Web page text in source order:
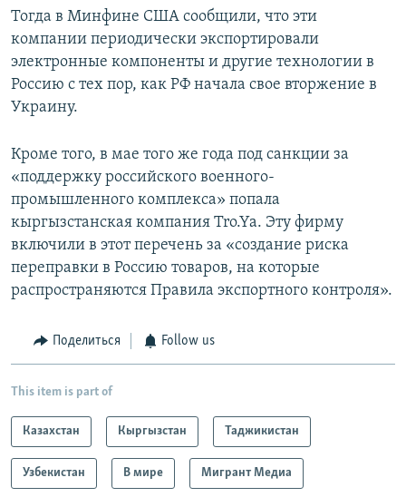
Тогда в Минфине США сообщили, что эти
компании периодически экспортировали
электронные компоненты и другие технологии в
Россию с тех пор, как РФ начала свое вторжение в
Украину.
Кроме того, в мае того же года под санкции за
«поддержку российского военного-
промышленного комплекса» попала
кыргызстанская компания Tro.Ya. Эту фирму
включили в этот перечень за «создание риска
переправки в Россию товаров, на которые
распространяются Правила экспортного контроля».
Поделиться Follow us
This item is part of
Казахстан Кыргызстан Таджикистан
Узбекистан В мире Мигрант Медиа